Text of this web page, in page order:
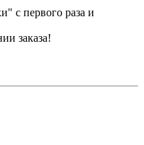
с первого раза и
заказа!